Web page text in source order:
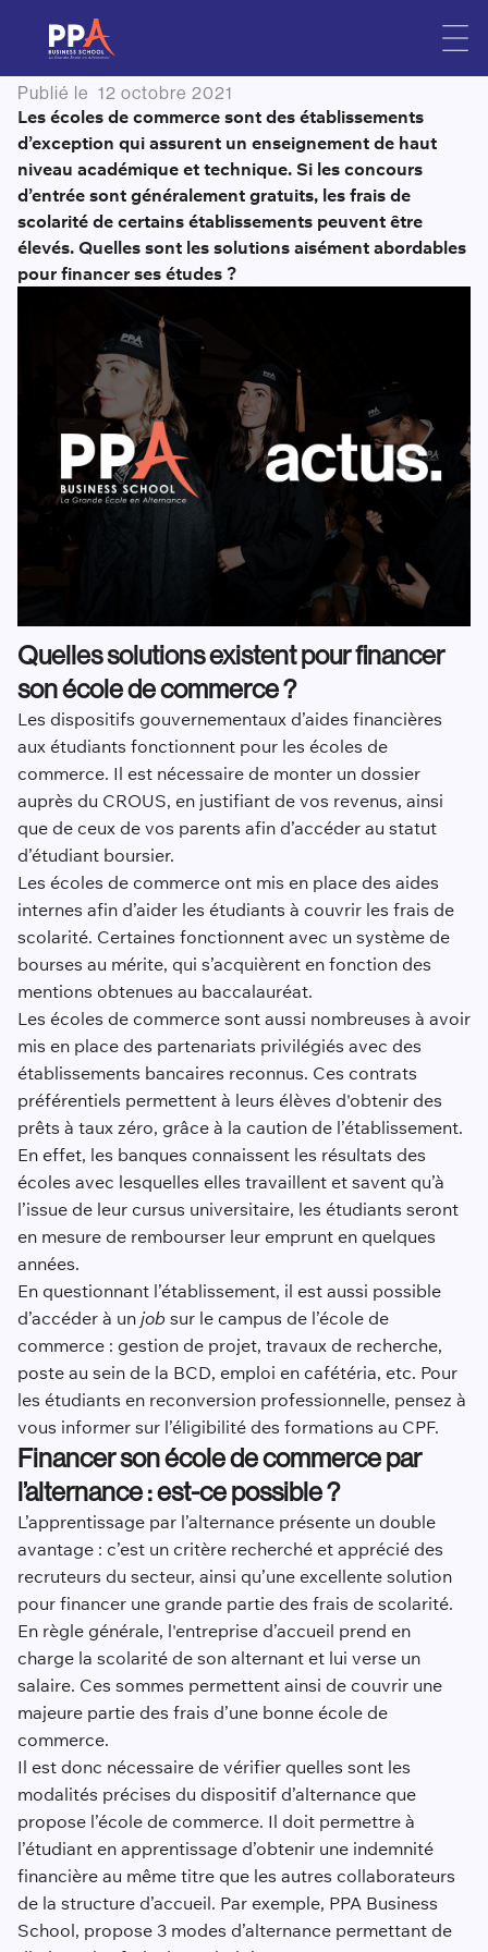
Comment financer son école
de commerce ?
Publié le 12 octobre 2021
Les écoles de commerce sont des établissements
d’exception qui assurent un enseignement de haut
niveau académique et technique. Si les concours
d’entrée sont généralement gratuits, les frais de
scolarité de certains établissements peuvent être
élevés. Quelles sont les solutions aisément abordables
pour financer ses études ?
Quelles solutions existent pour financer
son école de commerce ?
Les dispositifs gouvernementaux d’aides financières
aux étudiants fonctionnent pour les écoles de
commerce. Il est nécessaire de monter un dossier
auprès du CROUS, en justifiant de vos revenus, ainsi
que de ceux de vos parents afin d’accéder au statut
d’étudiant boursier.
Les écoles de commerce ont mis en place des aides
internes afin d’aider les étudiants à couvrir les frais de
scolarité. Certaines fonctionnent avec un système de
bourses au mérite, qui s’acquièrent en fonction des
mentions obtenues au baccalauréat.
Les écoles de commerce sont aussi nombreuses à avoir
mis en place des partenariats privilégiés avec des
établissements bancaires reconnus. Ces contrats
préférentiels permettent à leurs élèves d'obtenir des
prêts à taux zéro, grâce à la caution de l’établissement.
En effet, les banques connaissent les résultats des
écoles avec lesquelles elles travaillent et savent qu’à
l’issue de leur cursus universitaire, les étudiants seront
en mesure de rembourser leur emprunt en quelques
années.
En questionnant l’établissement, il est aussi possible
d’accéder à un job sur le campus de l’école de
commerce : gestion de projet, travaux de recherche,
poste au sein de la BCD, emploi en cafétéria, etc. Pour
les étudiants en reconversion professionnelle, pensez à
vous informer sur l’éligibilité des formations au CPF.
Financer son école de commerce par
l’alternance : est-ce possible ?
L’apprentissage par l’alternance présente un double
avantage : c’est un critère recherché et apprécié des
recruteurs du secteur, ainsi qu’une excellente solution
pour financer une grande partie des frais de scolarité.
En règle générale, l'entreprise d’accueil prend en
charge la scolarité de son alternant et lui verse un
salaire. Ces sommes permettent ainsi de couvrir une
majeure partie des frais d’une bonne école de
commerce.
Il est donc nécessaire de vérifier quelles sont les
modalités précises du dispositif d’alternance que
propose l’école de commerce. Il doit permettre à
l’étudiant en apprentissage d’obtenir une indemnité
financière au même titre que les autres collaborateurs
de la structure d’accueil. Par exemple, PPA Business
School, propose 3 modes d’alternance permettant de